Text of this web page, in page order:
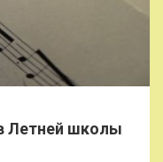
Летней школы